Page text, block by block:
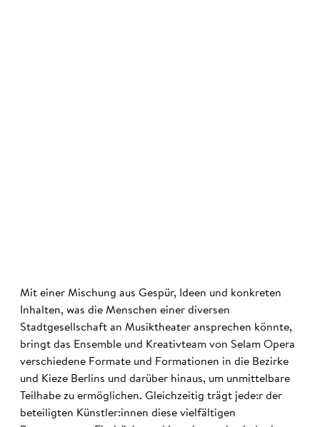
Mit einer Mischung aus Gespür, Ideen und konkreten
Inhalten, was die Menschen einer diversen
Stadtgesellschaft an Musiktheater ansprechen könnte,
bringt das Ensemble und Kreativteam von Selam Opera
verschiedene Formate und Formationen in die Bezirke
und Kieze Berlins und darüber hinaus, um unmittelbare
Teilhabe zu ermöglichen. Gleichzeitig trägt jede:r der
beteiligten Künstler:innen diese vielfältigen